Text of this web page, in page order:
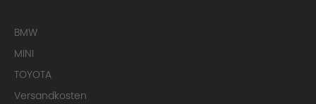
BMW
MINI
TOYOTA
Versandkosten